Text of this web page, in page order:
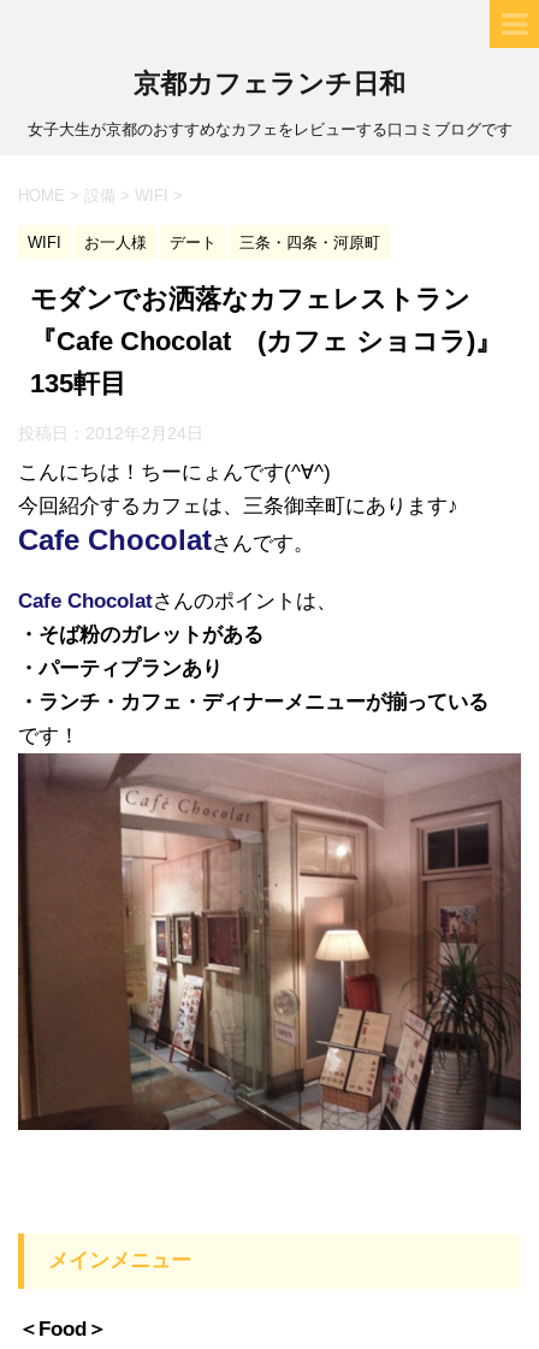
京都カフェランチ日和
女子大生が京都のおすすめなカフェをレビューする口コミブログです
HOME > 設備 > WIFI >
WIFI お一人様 デート 三条・四条・河原町
モダンでお洒落なカフェレストラン
『Cafe Chocolat (カフェ ショコラ)』
135軒目
投稿日： 2012年2月24日
こんにちは！ちーにょんです(^∀^)
今回紹介するカフェは、三条御幸町にあります♪
Cafe Chocolatさんです。
Cafe Chocolatさんのポイントは、
・そば粉のガレットがある
・パーティプランあり
・ランチ・カフェ・ディナーメニューが揃っている
です！
メインメニュー
＜Food＞